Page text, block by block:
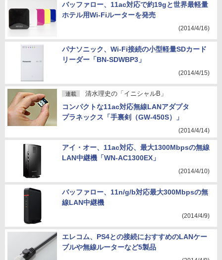
バッファロー、11ac対応で約19gと世界最軽量
ホテル用Wi-Fiルーターを発売
(2014/4/16)
パナソニック、Wi-Fi接続の小型軽量SDカード
リーダー「BN-SDWBP3」
(2014/4/15)
連載 清水理史の「イニシャルB」
コンパクトな11ac対応無線LANアダプタ
プラネックス「手裏剣（GW-450S）」
(2014/4/14)
アイ・オー、11ac対応、最大1300Mbpsの無線
LAN中継機「WN-AC1300EX」
(2014/4/10)
バッファロー、11n/g/b対応最大300Mbpsの無
線LAN中継機
(2014/4/9)
エレコム、PS4との接続におすすめのLANケー
ブルや無線ルーターなど5製品